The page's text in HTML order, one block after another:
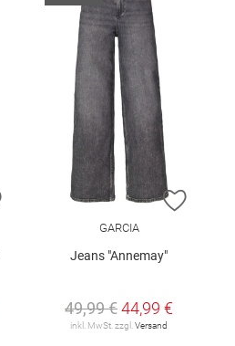
ZUR WUNSCHLISTE HINZUFÜGEN
ZUR
GARCIA
Jeans "Annemay"
49,99 €44,99 €
inkl. MwSt. zzgl. Versand